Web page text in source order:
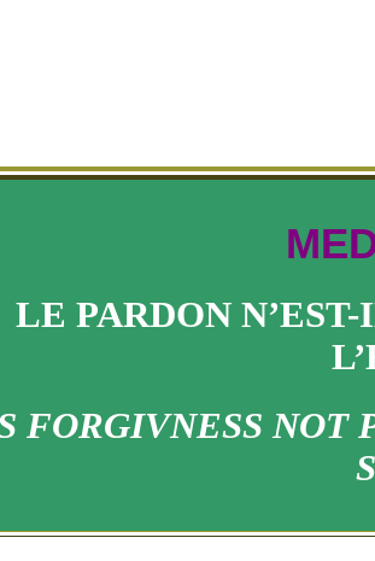
LE PARDON
FORGIVNESS NOT